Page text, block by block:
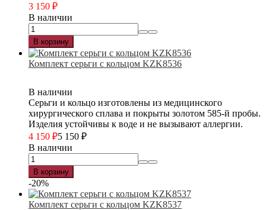
3 150 ₽
В наличии
В корзину
Комплект серьги с кольцом KZK8536
В наличии
Серьги и кольцо изготовлены из медицинского
хирургического сплава и покрыты золотом 585-й пробы.
Изделия устойчивы к воде и не вызывают аллергии.
4 150 ₽5 150 ₽
В наличии
В корзину
-20%
Комплект серьги с кольцом KZK8537